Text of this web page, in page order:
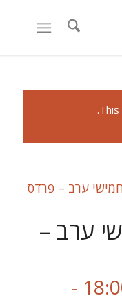
This
ערב – פרדס
ערב –
-